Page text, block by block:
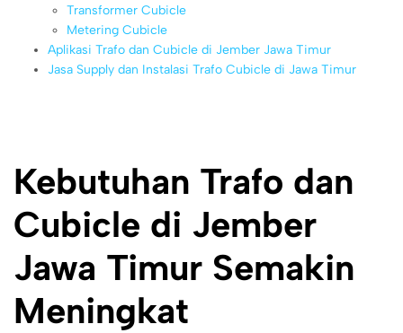
Transformer Cubicle
Metering Cubicle
Aplikasi Trafo dan Cubicle di Jember Jawa Timur
Jasa Supply dan Instalasi Trafo Cubicle di Jawa Timur
Kebutuhan Trafo dan
Cubicle di Jember
Jawa Timur Semakin
Meningkat